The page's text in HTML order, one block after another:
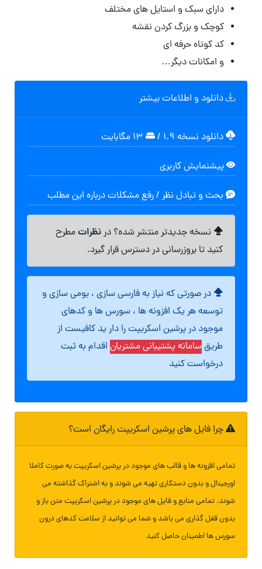
دارای سبک و استایل های مختلف
کوچک و بزرگ کردن نقشه
کد کوتاه حرفه ای
و امکانات دیگر…
دانلود و اطلاعات بیشتر
دانلود نسخه ۱.۹ /
پیشنمایش کاربری
بحث و تبادل نظر / رفع مشکلات درباره این مطلب
نسخه جدیدتر منتشر شده؟ درنظراتمطرح
کنید تا بروزرسانی در دسترس قرار گیرد.
در صورتی که نیاز به فارسی سازی ، بومی سازی و
توسعه هر یک افزونه ها ، سورس ها و کدهای
موجود در پرشین اسکریپت را دار ید کافیست از
طریقسامانه پشتیبانی مشتریان اقدام به ثبت
درخواست کنید
چرا فایل های پرشین اسکریپت رایگان است؟
تمامی افزونه ها و قالب های موجود در پرشین اسکریپت به صورت کاملا
اورجینال و بدون دستکاری تهیه می شوند و به اشتراک گذاشته می
شوند. تمامی منابع و فایل های موجود در پرشین اسکریپت متن باز و
بدون قفل گذاری می باشد و شما می توانید از سلامت کدهای درون
سورس ها اطمینان حاصل کنید